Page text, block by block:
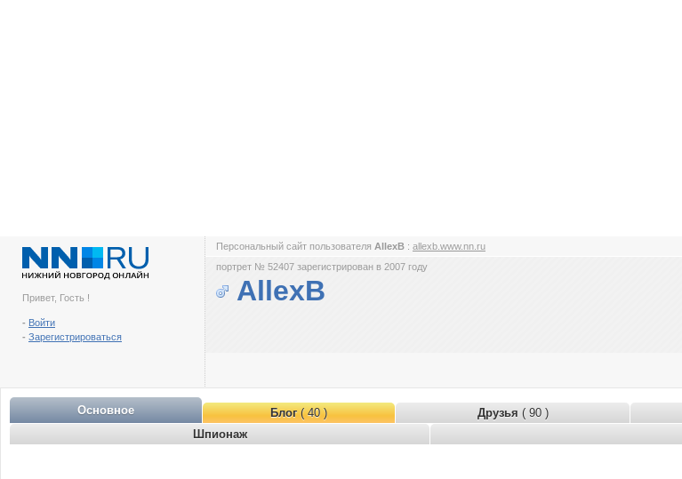
Привет, Гость !
- Войти
- Зарегистрироваться
Персональный сайт пользователя AllexB : allexb.www.nn.ru
портрет № 52407 зарегистрирован в 2007 году
AllexB
Основное Блог( 40 ) Друзья ( 90 )
Шпионаж